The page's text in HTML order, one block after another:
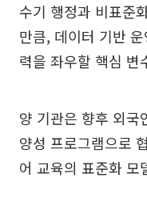
수기 행정과 비표준
만큼, 데이터 기반
력을 좌우할 핵심 변
양 기관은 향후 외국
양성 프로그램으로
어 교육의 표준화 모